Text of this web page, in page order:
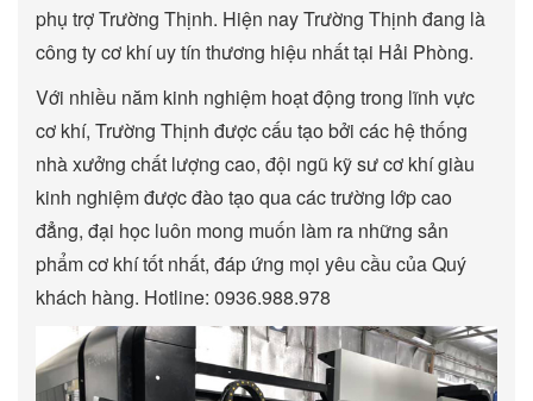
phụ trợ Trường Thịnh. Hiện nay Trường Thịnh đang là
công ty cơ khí uy tín thương hiệu nhất tại Hải Phòng.
Với nhiều năm kinh nghiệm hoạt động trong lĩnh vực
cơ khí, Trường Thịnh được cấu tạo bởi các hệ thống
nhà xưởng chất lượng cao, đội ngũ kỹ sư cơ khí giàu
kinh nghiệm được đào tạo qua các trường lớp cao
đẳng, đại học luôn mong muốn làm ra những sản
phẩm cơ khí tốt nhất, đáp ứng mọi yêu cầu của Quý
khách hàng. Hotline: 0936.988.978